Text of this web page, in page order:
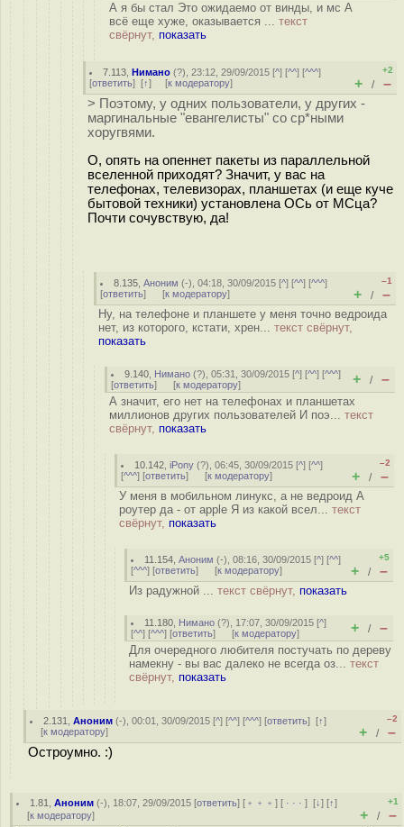
А я бы стал Это ожидаемо от винды, и мс А
всё еще хуже, оказывается ... текст
свёрнут, показать
7.113 ,Нимано (?), 23:12, 29/09/2015 [^] [^^] [^^^]
[ответить] [↑] [к модератору]
+2
+ / –
> Поэтому, у одних пользователи, у других -
маргинальные "евангелисты" со ср*ными
хоругвями.
О, опять на опеннет пакеты из параллельной
вселенной приходят? Значит, у вас на
телефонах, телевизорах, планшетах (и еще куче
бытовой техники) установлена ОСь от МСца?
Почти сочувствую, да!
8.135 ,Аноним (-), 04:18, 30/09/2015 [^] [^^] [^^^]
[ответить] [к модератору]
–1
+ / –
Ну, на телефоне и планшете у меня точно ведроида
нет, из которого, кстати, хрен... текст свёрнут,
показать
9.140 Нимано (?), 05:31, 30/09/2015 [^] [^^] [^^^]
[ответить] [к модератору] + / –
А значит, его нет на телефонах и планшетах
миллионов других пользователей И поэ... текст
свёрнут, показать
10.142 ,iPony (?), 06:45, 30/09/2015 [^] [^^]
[^^^] [ответить] [к модератору]
–2
+ / –
У меня в мобильном линукс, а не ведроид А
роутер да - от apple Я из какой всел... текст
свёрнут, показать
11.154 ,Аноним (-), 08:16, 30/09/2015 [^] [^^]
[^^^] [ответить] [к модератору]
+5
+ / –
Из радужной ... текст свёрнут, показать
11.180 Нимано (?), 17:07, 30/09/2015 [^]
[^^] [^^^] [ответить] [к модератору] + / –
Для очередного любителя постучать по дереву
намекну - вы вас далеко не всегда оз... текст
свёрнут, показать
2.131 ,Аноним (-), 00:01, 30/09/2015 [^] [^^] [^^^] [ответить][↑]
[к модератору]
–2
+ / –
Остроумно. :)
1.81 ,Аноним (-), 18:07, 29/09/2015 [ответить] [ ﹢﹢﹢] [ · · ·][↓] [↑]
[к модератору]
+1
+ / –